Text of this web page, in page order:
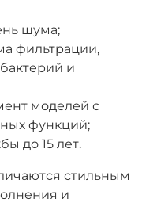
шума;
фильтрации,
и
моделей с
функций;
до 15 лет.
стильным
и